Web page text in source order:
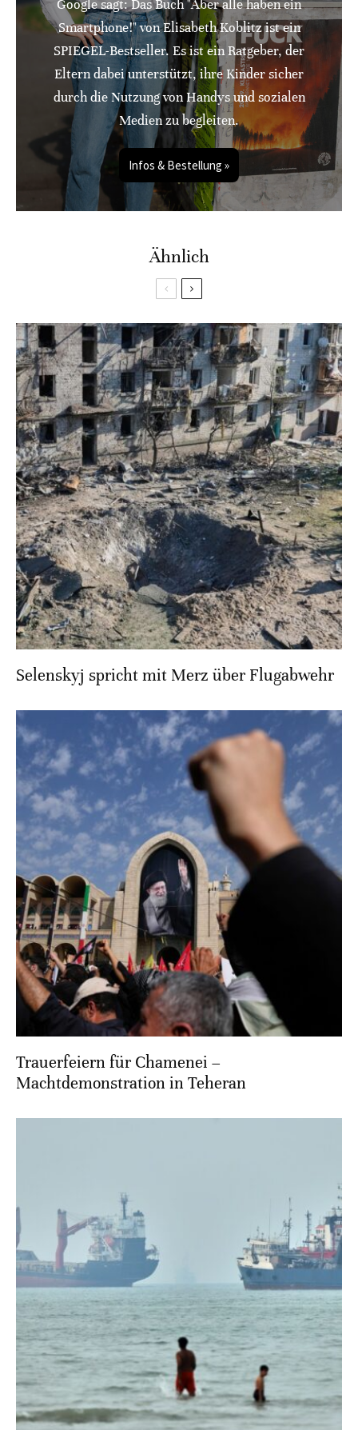
Google sagt: Das Buch "Aber alle haben ein
Smartphone!" von Elisabeth Koblitz ist ein
SPIEGEL-Bestseller. Es ist ein Ratgeber, der
Eltern dabei unterstützt, ihre Kinder sicher
durch die Nutzung von Handys und sozialen
Medien zu begleiten.
Infos & Bestellung »
Ähnlich
Selenskyj spricht mit Merz über Flugabwehr
Trauerfeiern für Chamenei –
Machtdemonstration in Teheran